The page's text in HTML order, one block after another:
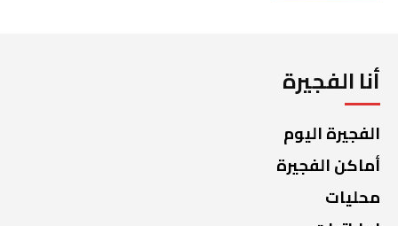
أنا الفجيرة
الفجيرة اليوم
أماكن الفجيرة
محليات